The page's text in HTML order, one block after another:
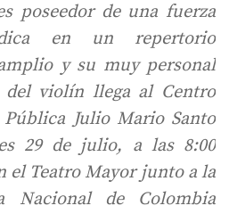
poseedor de una fuerza
en un repertorio
y su muy personal
del violín llega al Centro
Julio Mario Santo
29 de julio, a las 8:00
el Teatro Mayor junto a la
Nacional de Colombia